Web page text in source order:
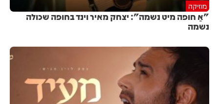
מוזיקה
"אַ חופה מיט נשמה": יצחק מאיר וינד בחופה שכולה
נשמה